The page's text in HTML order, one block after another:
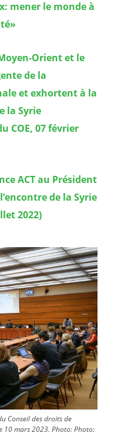
mener le monde à
Orient et le
de la
et exhortent à la
la Syrie
COE, 07 février
ACT au Président
de la Syrie
2022)
Conseil des droits de
10 mars 2023. Photo:Photo: